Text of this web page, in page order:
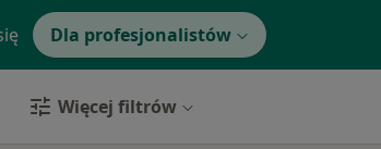
Dla profesjonalistów
Więcej filtrów